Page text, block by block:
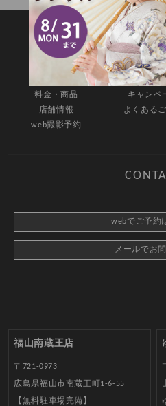
新着情
料金・商品
キャンペ
店舗情報
よくある
web撮影予約
webでご予約
メールでお
福山南蔵王店
〒721-0973
広島県福山市南蔵王町1-6-55
【無料駐車場完備】